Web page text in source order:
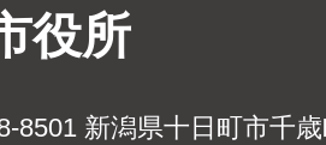
役所
8501 新潟県十日町市千